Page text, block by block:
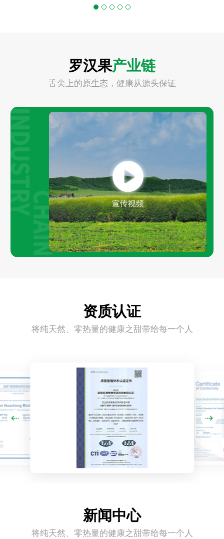
罗汉果产业链
舌尖上的原生态，健康从源头保证
Video
资质认证
将纯天然、零热量的健康之甜带给每一个人
新闻中心
将纯天然、零热量的健康之甜带给每一个人